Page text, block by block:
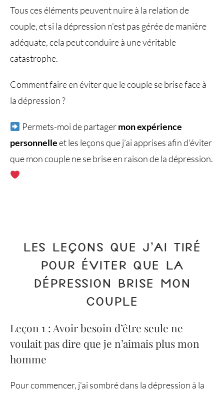
Tous ces éléments peuvent nuire à la relation de
couple, et si la dépression n’est pas gérée de manière
adéquate, cela peut conduire à une véritable
catastrophe.
Comment faire en éviter que le couple se brise face à
la dépression ?
Permets-moi de partagermon expérience
personnelleet les leçons que j’ai apprises afin d’éviter
que mon couple ne se brise en raison de la dépression.
LES LEÇONS QUE J’AI TIRÉ
POUR ÉVITER QUE LA
DÉPRESSION BRISE MON
COUPLE
Leçon 1 : Avoir besoin d’être seule ne
voulait pas dire que je n’aimais plus mon
homme
Pour commencer, j’ai sombré dans la dépression à la